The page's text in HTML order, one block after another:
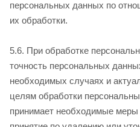
персональных данных по
их обработки.
5.6. При обработке
точность персональных
необходимых случаях и
целям обработки
принимает необходимые меры